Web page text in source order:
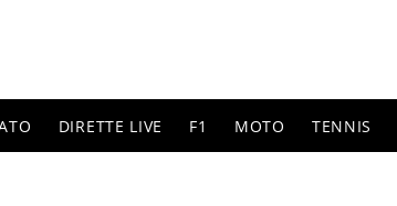
DIRETTE LIVE F1 MOTO TENNIS